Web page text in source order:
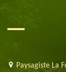
Paysagiste La